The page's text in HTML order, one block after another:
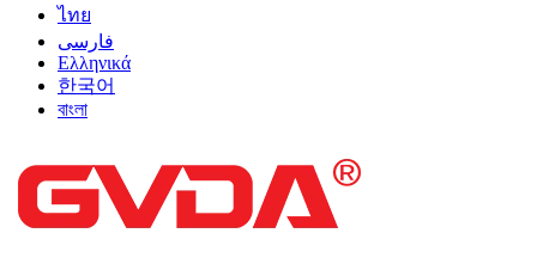
ไทย
فارسی
Ελληνικά
한국어
বাংলা